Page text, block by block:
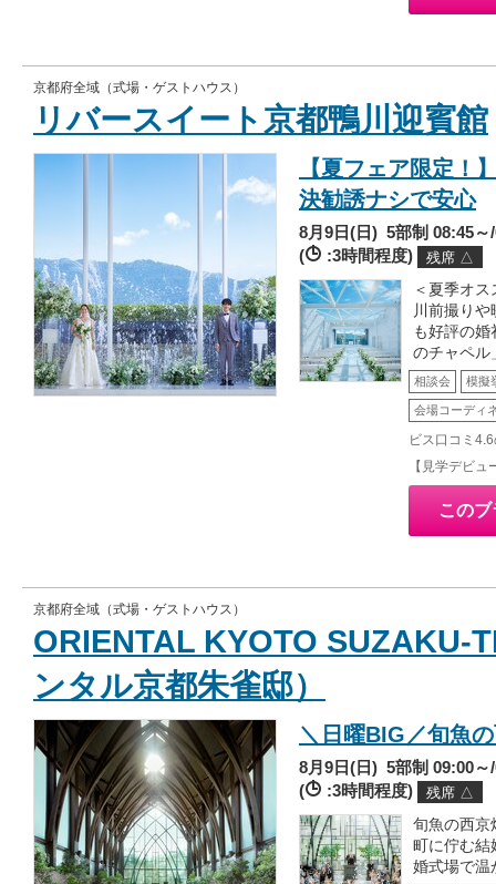
京都府全域（式場・ゲストハウス）
リバースイート京都鴨川迎賓館
【夏フェア限定！
決勧誘ナシで安心
8月9日(日)5部制 08:45～/
(
:3時間程度) 残席 △
＜夏季オ
川前撮り
も好評の
のチャペル
相談会 模擬
会場コーディ
ビス口コミ
【見学デビ
この
京都府全域（式場・ゲストハウス）
ORIENTAL KYOTO SUZAKU-
ンタル京都朱雀邸）
＼日曜BIG／旬魚
8月9日(日)5部制 09:00～/
(
:3時間程度) 残席 △
旬魚の西京
町に佇む結
婚式場で温